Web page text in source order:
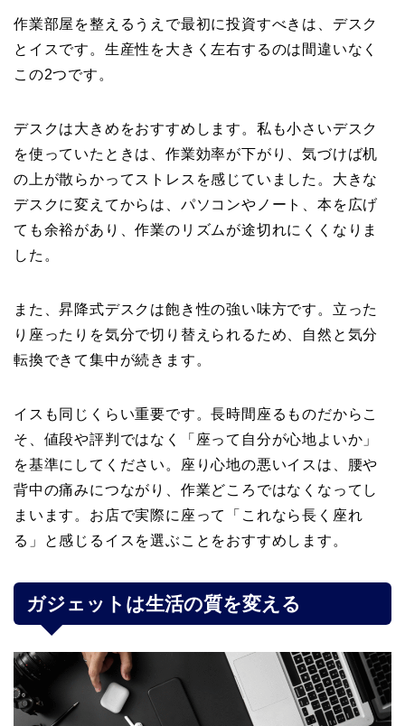
作業部屋を整えるうえで最初に投資すべきは、デスク
とイスです。生産性を大きく左右するのは間違いなく
この2つです。
デスクは大きめをおすすめします。私も小さいデスク
を使っていたときは、作業効率が下がり、気づけば机
の上が散らかってストレスを感じていました。大きな
デスクに変えてからは、パソコンやノート、本を広げ
ても余裕があり、作業のリズムが途切れにくくなりま
した。
また、昇降式デスクは飽き性の強い味方です。立った
り座ったりを気分で切り替えられるため、自然と気分
転換できて集中が続きます。
イスも同じくらい重要です。長時間座るものだからこ
そ、値段や評判ではなく「座って自分が心地よいか」
を基準にしてください。座り心地の悪いイスは、腰や
背中の痛みにつながり、作業どころではなくなってし
まいます。お店で実際に座って「これなら長く座れ
る」と感じるイスを選ぶことをおすすめします。
ガジェットは生活の質を変える